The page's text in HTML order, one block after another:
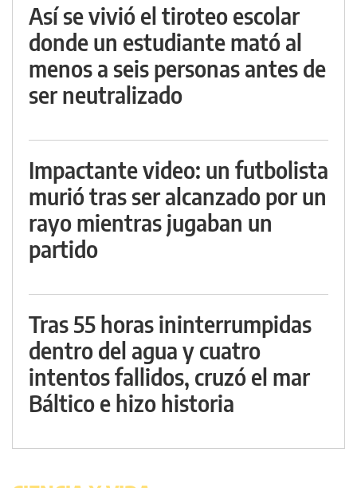
Así se vivió el tiroteo escolar
donde un estudiante mató al
menos a seis personas antes de
ser neutralizado
Impactante video: un futbolista
murió tras ser alcanzado por un
rayo mientras jugaban un
partido
Tras 55 horas ininterrumpidas
dentro del agua y cuatro
intentos fallidos, cruzó el mar
Báltico e hizo historia